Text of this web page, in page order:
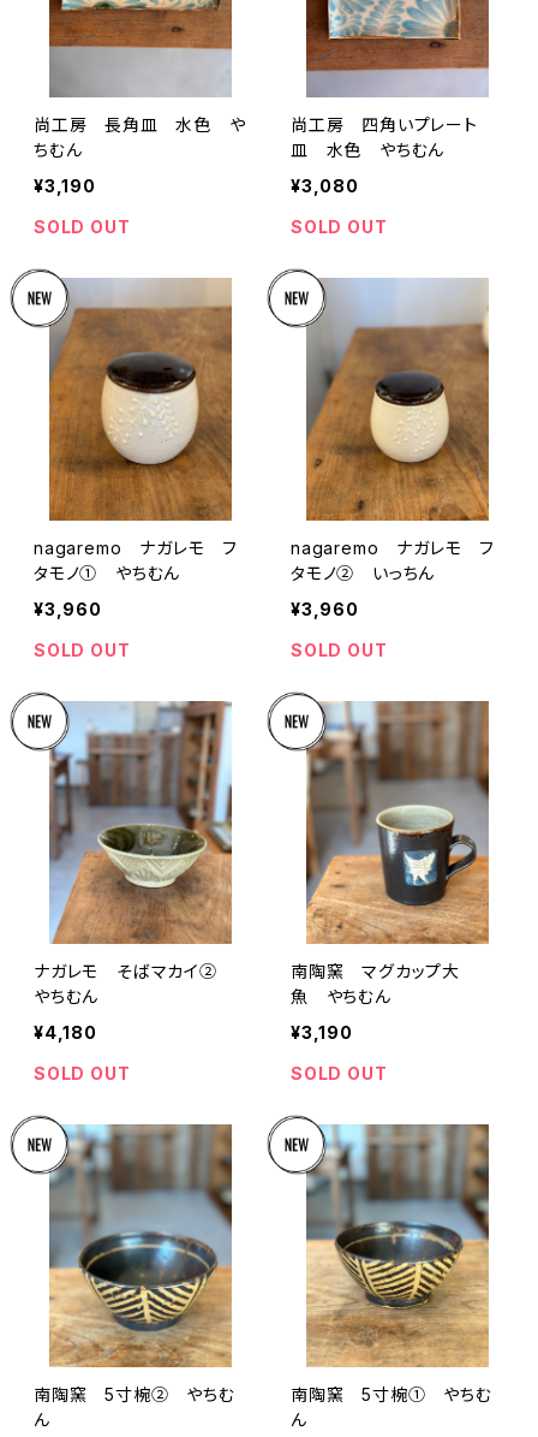
尚工房 長角皿 水色 や
ちむん
¥3,190
SOLD OUT
尚工房 四角いプレート
皿 水色 やちむん
¥3,080
SOLD OUT
nagaremo ナガレモ フ
タモノ① やちむん
¥3,960
SOLD OUT
nagaremo ナガレモ フ
タモノ② いっちん
¥3,960
SOLD OUT
ナガレモ そばマカイ②
やちむん
¥4,180
SOLD OUT
南陶窯 マグカップ大
魚 やちむん
¥3,190
SOLD OUT
南陶窯 5寸椀② やちむ
ん
南陶窯 5寸椀① やちむ
ん